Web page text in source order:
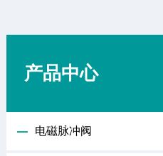
产品中心
电磁脉冲阀